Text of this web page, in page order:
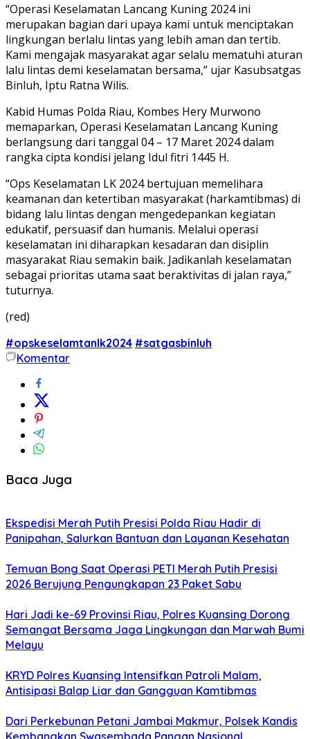
“Operasi Keselamatan Lancang Kuning 2024 ini
merupakan bagian dari upaya kami untuk menciptakan
lingkungan berlalu lintas yang lebih aman dan tertib.
Kami mengajak masyarakat agar selalu mematuhi aturan
lalu lintas demi keselamatan bersama,” ujar Kasubsatgas
Binluh, Iptu Ratna Wilis.
Kabid Humas Polda Riau, Kombes Hery Murwono
memaparkan, Operasi Keselamatan Lancang Kuning
berlangsung dari tanggal 04 – 17 Maret 2024 dalam
rangka cipta kondisi jelang Idul fitri 1445 H.
“Ops Keselamatan LK 2024 bertujuan memelihara
keamanan dan ketertiban masyarakat (harkamtibmas) di
bidang lalu lintas dengan mengedepankan kegiatan
edukatif, persuasif dan humanis. Melalui operasi
keselamatan ini diharapkan kesadaran dan disiplin
masyarakat Riau semakin baik. Jadikanlah keselamatan
sebagai prioritas utama saat beraktivitas di jalan raya,”
tuturnya.
(red)
#opskeselamtanlk2024 #satgasbinluh
Komentar
Baca Juga
Ekspedisi Merah Putih Presisi Polda Riau Hadir di
Panipahan, Salurkan Bantuan dan Layanan Kesehatan
Temuan Bong Saat Operasi PETI Merah Putih Presisi
2026 Berujung Pengungkapan 23 Paket Sabu
Hari Jadi ke-69 Provinsi Riau, Polres Kuansing Dorong
Semangat Bersama Jaga Lingkungan dan Marwah Bumi
Melayu
KRYD Polres Kuansing Intensifkan Patroli Malam,
Antisipasi Balap Liar dan Gangguan Kamtibmas
Dari Perkebunan Petani Jambai Makmur, Polsek Kandis